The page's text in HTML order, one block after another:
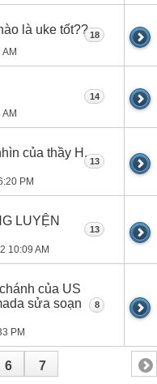
là uke tốt??
AM
18
AM
14
của thầy H.
PM
13
LUYỆN
10:09 AM
13
của US
sửa soạn
PM
8
6 7